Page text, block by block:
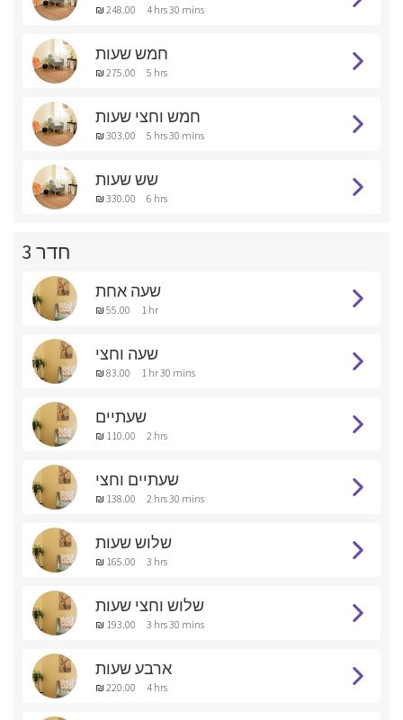
₪ 248.00 4 hrs 30 mins
חמש שעות
₪ 275.00 5 hrs
חמש וחצי שעות
₪ 303.00 5 hrs 30 mins
שש שעות
₪ 330.00 6 hrs
חדר 3
שעה אחת
₪ 55.00 1 hr
שעה וחצי
₪ 83.00 1 hr 30 mins
שעתיים
₪ 110.00 2 hrs
שעתיים וחצי
₪ 138.00 2 hrs 30 mins
שלוש שעות
₪ 165.00 3 hrs
שלוש וחצי שעות
₪ 193.00 3 hrs 30 mins
ארבע שעות
₪ 220.00 4 hrs